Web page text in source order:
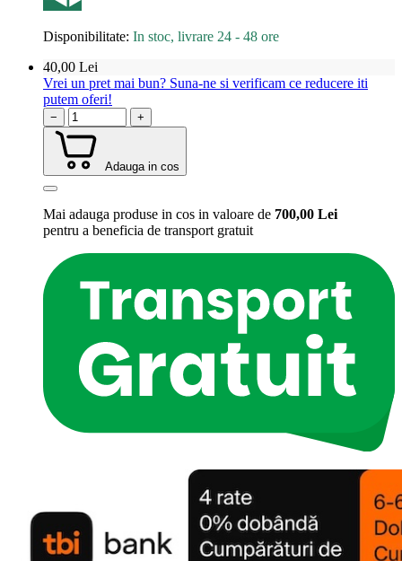
Disponibilitate: In stoc, livrare 24 - 48 ore
40,00 Lei
Vrei un pret mai bun? Suna-ne si verificam ce reducere iti
putem oferi!
− +
Adauga in cos
Mai adauga produse in cos in valoare de 700,00 Lei
pentru a beneficia de transport gratuit